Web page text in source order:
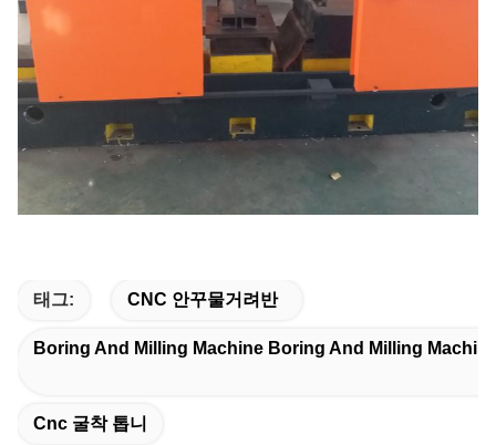
태그: CNC 안꾸물거려반
Boring And Milling Machine Boring And Milling
Cnc 굴착 톱니